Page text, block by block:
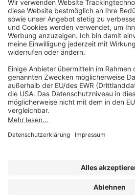
(08233) 38 11 23
service@forum-verlag.com
Mo-Do 07:30 - 17:00 Uhr
Fr 07:30 - 15:00 Uhr
Folgen Sie uns
Impressum
Cookie-Einstellungen
AGB und Lizenzbedingungen